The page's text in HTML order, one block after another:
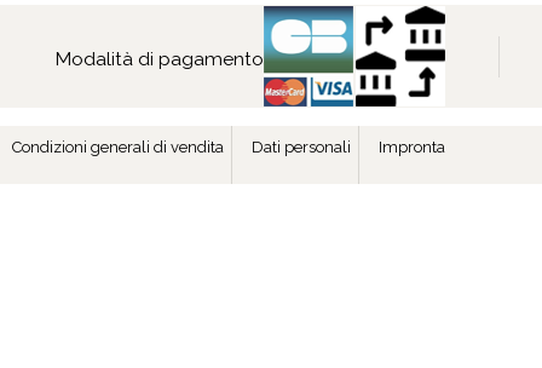
Modalità di pagamento
Condizioni generali di vendita Dati personali Impronta